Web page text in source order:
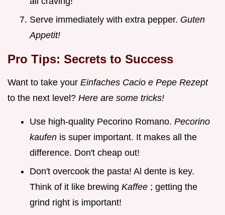
Serve immediately with extra pepper. Guten
Appetit!
Pro Tips: Secrets to Success
Want to take your Einfaches Cacio e Pepe Rezept
to the next level? Here are some tricks!
Use high-quality Pecorino Romano. Pecorino
kaufen is super important. It makes all the
difference. Don't cheap out!
Don't overcook the pasta! Al dente is key.
Think of it like brewing Kaffee ; getting the
grind right is important!